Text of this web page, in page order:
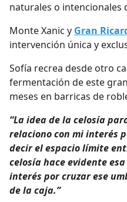
naturales o intencionales
Monte Xanic y Gran
intervención única y
Sofía recrea desde otro
fermentación de este
meses en barricas de
“La idea de la celosía
relaciono con mi interés
decir el espacio límite
celosía hace evidente
interés por cruzar ese
de la caja.”